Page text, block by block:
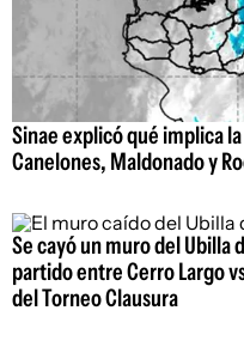
Sinae explicó qué implica
Canelones, Maldonado y
Se cayó un muro del Ubilla
partido entre Cerro Largo
del Torneo Clausura